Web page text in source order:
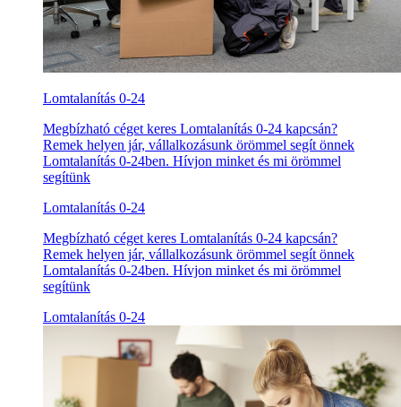
Lomtalanítás 0-24
Megbízható céget keres Lomtalanítás 0-24 kapcsán?
Remek helyen jár, vállalkozásunk örömmel segít önnek
Lomtalanítás 0-24ben. Hívjon minket és mi örömmel
segítünk
Lomtalanítás 0-24
Megbízható céget keres Lomtalanítás 0-24 kapcsán?
Remek helyen jár, vállalkozásunk örömmel segít önnek
Lomtalanítás 0-24ben. Hívjon minket és mi örömmel
segítünk
Lomtalanítás 0-24